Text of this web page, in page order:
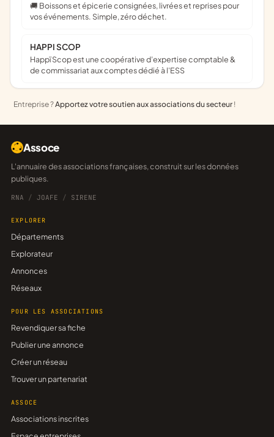
🚚 Boissons et épicerie consignées, livrées et reprises pour
vos événements. Simple, zéro déchet.
HAPPI SCOP
Happï Scop est une coopérative d’expertise comptable &
de commissariat aux comptes dédié à l'ESS
Entreprise ?Apportez votre soutien aux associations du secteur !
Assoce
L'annuaire des associations françaises, construit sur les données
publiques.
RNA / JOAFE / SIRENE
EXPLORER
Départements
Explorateur
Annonces
Réseaux
POUR LES ASSOCIATIONS
Revendiquer sa fiche
Publier une annonce
Créer un réseau
Trouver un partenariat
ASSOCE
Associations inscrites